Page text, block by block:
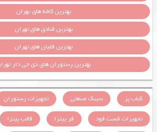
بهترین کافه های تهران
بهترین قنادی های تهران
بهترین قلیان های تهران
بهترین رستوران های دی جی دار
کباب پز سینک صنعتی
تجهیزات رستوران
تجهیزات فست فود
فر پیتزا قالب پیتزا